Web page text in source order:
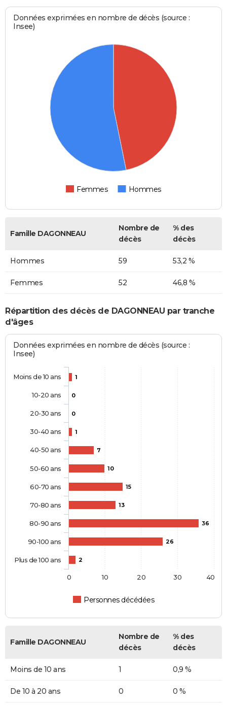
Données exprimées en nombre de décès (source :
Insee)
Femmes Hommes
Famille DAGONNEAU
Nombre de
décès
% des
décès
Hommes 59 53,2 %
Femmes 52 46,8 %
Répartition des décès de DAGONNEAU par tranche
d'âges
Données exprimées en nombre de décès (source :
Insee)
1
0
0
1
7
10
15
13
36
26
2
Personnes décédées
Moins de 10 ans
10-20 ans
20-30 ans
30-40 ans
40-50 ans
50-60 ans
60-70 ans
70-80 ans
80-90 ans
90-100 ans
Plus de 100 ans
0 10 20 30 40
Famille DAGONNEAU
Nombre de
décès
% des
décès
Moins de 10 ans 1 0,9 %
De 10 à 20 ans 0 0 %